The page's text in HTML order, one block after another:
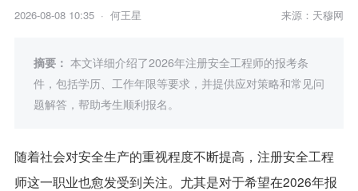
2026-08-08 10:35 · 何王星 来源：天穆网
摘要： 本文详细介绍了2026年注册安全工程师的报考条
件，包括学历、工作年限等要求，并提供应对策略和常见问
题解答，帮助考生顺利报名。
随着社会对安全生产的重视程度不断提高，注册安全工程
师这一职业也愈发受到关注。尤其是对于希望在2026年报